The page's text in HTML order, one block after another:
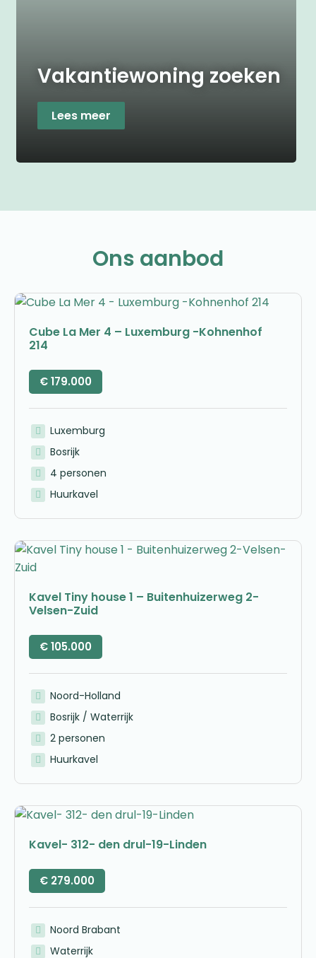
Vakantiewoning zoeken
Lees meer
Ons aanbod
Cube La Mer 4 – Luxemburg -Kohnenhof
214
€179.000
Luxemburg
Bosrijk
4 personen
Huurkavel
Kavel Tiny house 1 – Buitenhuizerweg 2-
Velsen-Zuid
€105.000
Noord-Holland
Bosrijk / Waterrijk
2 personen
Huurkavel
Kavel- 312- den drul-19-Linden
€ 279.000
Noord Brabant
Waterrijk